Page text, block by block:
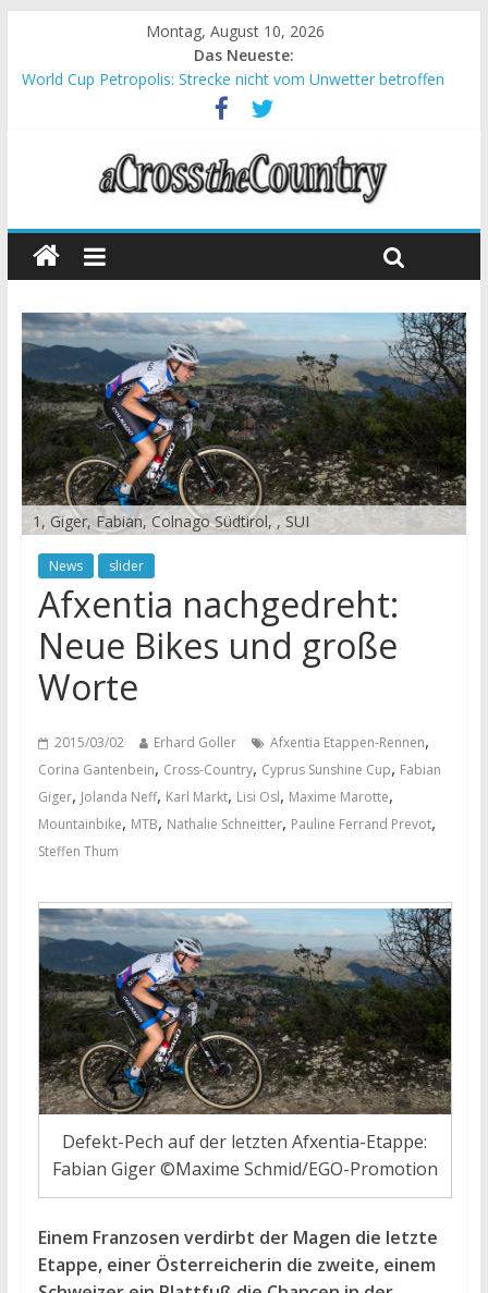
Montag, August 10, 2026
Das Neueste:
World Cup Petropolis: Strecke nicht vom Unwetter betroffen
Krumbach und Obergessertshausen: Mountainbike-Bundesliga
Supercup Massi Banyoles: Siege für Carod und Richards
Halbzeit beim Andalucia Bike Race: Weltmeister Seewald führt
Chelva: Schweizer Doppelsieg beim ersten XCO-Rennen der
1, Giger, Fabian, Colnago Südtirol, , SUI
News slider
Afxentia nachgedreht:
Neue Bikes und große
Worte
2015/03/02 Erhard Goller Afxentia Etappen-Rennen,
Corina Gantenbein, Cross-Country, Cyprus Sunshine Cup, Fabian
Giger, Jolanda Neff, Karl Markt, Lisi Osl, Maxime Marotte,
Mountainbike, MTB, Nathalie Schneitter, Pauline Ferrand Prevot,
Steffen Thum
Defekt-Pech auf der letzten Afxentia-Etappe:
Fabian Giger ©Maxime Schmid/EGO-Promotion
Einem Franzosen verdirbt der Magen die letzte
Etappe, einer Österreicherin die zweite, einem